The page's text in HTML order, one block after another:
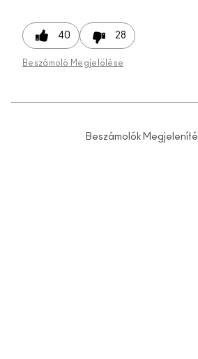
40 28
Beszámoló Megjelölése
Beszámolók